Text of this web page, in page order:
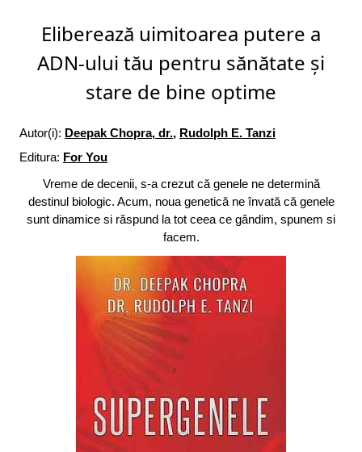
Eliberează uimitoarea putere a
ADN-ului tău pentru sănătate şi
stare de bine optime
Autor(i): Deepak Chopra, dr., Rudolph E. Tanzi
Editura: For You
Vreme de decenii, s-a crezut că genele ne determină
destinul biologic. Acum, noua genetică ne învată că genele
sunt dinamice si răspund la tot ceea ce gândim, spunem si
facem.